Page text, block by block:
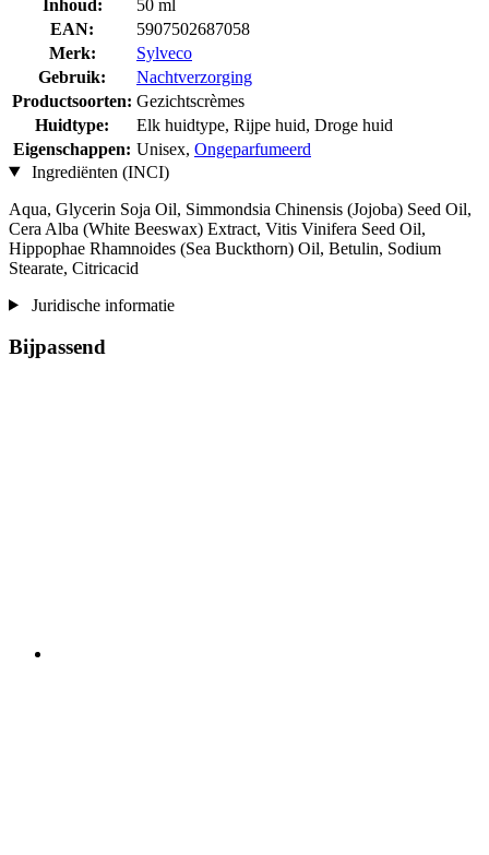
Inhoud:
50 ml
EAN:
5907502687058
Merk:
Sylveco
Gebruik:
Nachtverzorging
Productsoorten: Gezichtscrèmes
Huidtype:
Elk huidtype, Rijpe huid, Droge huid
Eigenschappen: Unisex, Ongeparfumeerd
Ingrediënten (INCI)
Aqua, Glycerin Soja Oil, Simmondsia Chinensis (Jojoba) Seed Oil,
Cera Alba (White Beeswax) Extract, Vitis Vinifera Seed Oil,
Hippophae Rhamnoides (Sea Buckthorn) Oil, Betulin, Sodium
Stearate, Citricacid
Juridische informatie
Bijpassend